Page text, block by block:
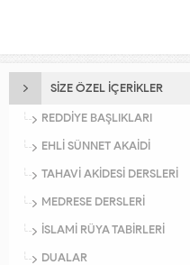
SİZE ÖZEL İÇERİKLER
REDDİYE BAŞLIKLARI
EHLİ SÜNNET AKAİDİ
TAHAVİ AKİDESİ DERSLERİ
MEDRESE DERSLERİ
İSLAMİ RÜYA TABİRLERİ
DUALAR